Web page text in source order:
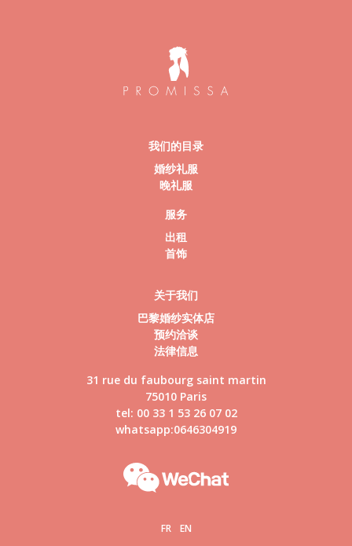
我们的目录
婚纱礼服
晚礼服
服务
出租
首饰
关于我们
巴黎婚纱实体店
预约洽谈
法律信息
31 rue du faubourg saint martin
75010 Paris
tel: 00 33 1 53 26 07 02
whatsapp:0646304919
FR EN